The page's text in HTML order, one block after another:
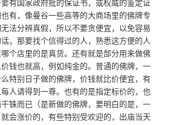
有，像曼谷一些高等的大商场里的佛牌专
法分辨真假，所以不要贪便宜，以免容易
，那要找个信得过的人，熟悉这方便的人
个店里的是真货。还有就是部分用来做佛
钱也就高，例如纯金的。普通的佛牌，一
特别日子做的佛牌，价钱就比价便宜，有
人请得到一尊。也有的是指定标价的，也
铢而已（是新做的佛牌，要明白的是，一
会涨价的，有些特别受欢迎的，出庙当天